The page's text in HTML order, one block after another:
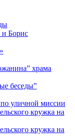
Борис
храма
беседы”
уличной миссии
кружка на
кружка на